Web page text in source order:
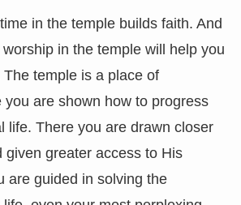
in the temple builds faith. And
in the temple will help you
temple is a place of
you are shown how to progress
life. There you are drawn closer
given greater access to His
are guided in solving the